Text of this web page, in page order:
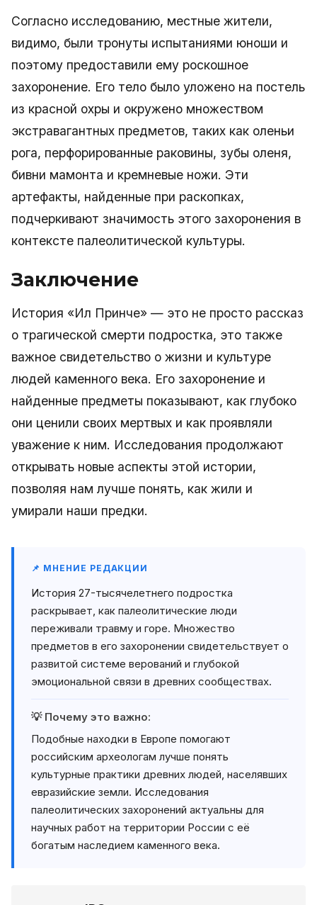
Согласно исследованию, местные жители,
видимо, были тронуты испытаниями юноши и
поэтому предоставили ему роскошное
захоронение. Его тело было уложено на постель
из красной охры и окружено множеством
экстравагантных предметов, таких как оленьи
рога, перфорированные раковины, зубы оленя,
бивни мамонта и кремневые ножи. Эти
артефакты, найденные при раскопках,
подчеркивают значимость этого захоронения в
контексте палеолитической культуры.
Заключение
История «Ил Принче» — это не просто рассказ
о трагической смерти подростка, это также
важное свидетельство о жизни и культуре
людей каменного века. Его захоронение и
найденные предметы показывают, как глубоко
они ценили своих мертвых и как проявляли
уважение к ним. Исследования продолжают
открывать новые аспекты этой истории,
позволяя нам лучше понять, как жили и
умирали наши предки.
📌 МНЕНИЕ РЕДАКЦИИ
История 27-тысячелетнего подростка
раскрывает, как палеолитические люди
переживали травму и горе. Множество
предметов в его захоронении свидетельствует о
развитой системе верований и глубокой
эмоциональной связи в древних сообществах.
💡 Почему это важно:
Подобные находки в Европе помогают
российским археологам лучше понять
культурные практики древних людей, населявших
евразийские земли. Исследования
палеолитических захоронений актуальны для
научных работ на территории России с её
богатым наследием каменного века.